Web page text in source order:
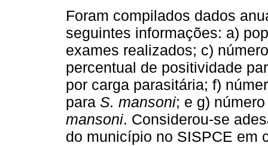
Foram compilados dados
seguintes informações: a)
exames realizados; c)
percentual de positividade
por carga parasitária; f)
para S. mansoni; e g)
mansoni. Considerou-se
do município no SISPCE em